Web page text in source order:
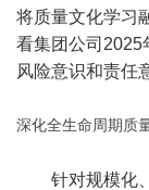
将质量文化学习
看集团公司2025
风险意识和责任
深化全生命周期质
针对规模化